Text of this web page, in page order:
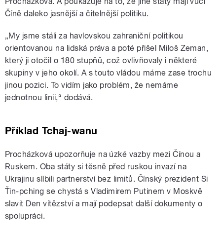
Číně daleko jasnější a čitelnější politiku.
„My jsme stáli za havlovskou zahraniční politikou
orientovanou na lidská práva a poté přišel Miloš Zeman,
který ji otočil o 180 stupňů, což ovlivňovaly i některé
skupiny v jeho okolí. A s touto vládou máme zase trochu
jinou pozici. To vidím jako problém, že nemáme
jednotnou linii,“ dodává.
Příklad Tchaj-wanu
Procházková upozorňuje na úzké vazby mezi Čínou a
Ruskem. Oba státy si těsně před ruskou invazí na
Ukrajinu slíbili partnerství bez limitů. Čínský prezident Si
Ťin-pching se chystá s Vladimirem Putinem v Moskvě
slavit Den vítězství a mají podepsat další dokumenty o
spolupráci.